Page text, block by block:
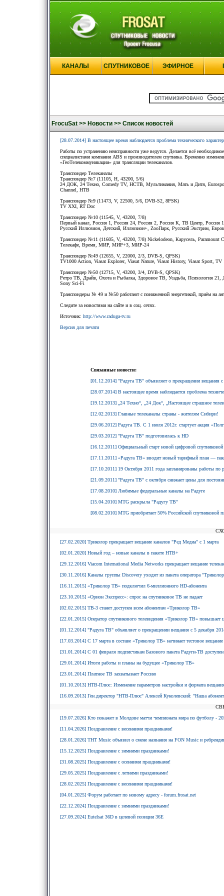
КАНАЛЫ СПУТНИКОВОЕ ЭФИРНОЕ
FrocuSat >> Новости >> Список новостей
[28.07.2014] В настоящее время наблюдается проблема технического
Работы по устранению неисправности уже ведутся. Делается всё
специалистами компании ABS и производителем спутника. Временно
«ГеоТелекоммуникации» для трансляции телеканалов.
Транспондер Телеканалы
Транспондер №7 (11105, H, 43200, 5/6)
24 ДОК, 24 Техно, Comedy TV, НСТВ, Мультимания, Мать и Дитя,
Channel, НТВ
Транспондер №9 (11473, V, 22500, 5/6, DVB-S2, 8PSK)
TV XXI, RT Doc
Транспондер №10 (11545, V, 43200, 7/8)
Первый канал, Россия 1, Россия 24, Россия 2, Россия К, ТВ Центр,
Русский Иллюзион, Детский, Иллюзион+, ZooПарк, Русский Экстрим,
Транспондер №11 (11605, V, 43200, 7/8) Nickelodeon, Карусель,
Телекафе, Время, МИР, МИР+3, МИР-24
Транспондер №49 (12655, V, 22000, 2/3, DVB-S, QPSK)
TV1000 Action, Viasat Explorer, Viasat Nature, Viasat History, Viasat Sport,
Транспондер №50 (12715, V, 43200, 3/4, DVB-S, QPSK)
Ретро ТВ, Драйв, Охота и Рыбалка, Здоровое ТВ, Усадьба, Психология
Sony Sci-Fi
Транспондеры № 49 и №50 работают с пониженной энергетикой, приём на
Следите за новостями на сайте и в соц. сетях.
Источник: http://www.raduga-tv.ru
Версия для печати
Связанные новости:
[01.12.2014] "Радуга ТВ" объявляет о прекращении вещания с
[28.07.2014] В настоящее время наблюдается проблема
[19.12.2013] „24 Техно“, „24 Док“, „Настоящее страшное
[12.02.2013] Главные телеканалы страны - жителям Сибири!
[29.06.2012] Радуга ТВ. С 1 июля 2012г. стартует акция
[29.03.2012] "Радуга ТВ" подготовилась к HD
[16.12.2011] Официальный старт новой цифровой
[17.11.2011] «Радуга ТВ» вводит новый тарифный план —
[17.10.2011] 19 Октября 2011 года запланированы работы по
[21.09.2011] "Радуга ТВ" с октября снижает цены для
[17.08.2010] Любимые федеральные каналы на Радуге
[15.04.2010] MTG раскрыла "Радугу ТВ"
[08.02.2010] MTG приобритает 50% Российской
[27.02.2020] Триколор прекращает вещание каналов "Ред Медиа" с 1 марта
[02.01.2020] Новый год – новые каналы в пакете НТВ+
[29.12.2016] Viacom International Media Networks прекращает вещание
[30.11.2016] Каналы группы Discovery уходят из пакета оператора
[16.11.2015] «Триколор ТВ» подключил 6-миллионного HD-абонента
[23.10.2015] «Орион Экспресс»: спрос на спутниковое ТВ не падает
[02.02.2015] ТВ-3 станет доступен всем абонентам «Триколор ТВ»
[22.01.2015] Оператор спутникового телевидения «Триколор ТВ» повышает
[01.12.2014] "Радуга ТВ" объявляет о прекращении вещания с 5 декабря
[17.03.2014] С 17 марта в составе «Триколор ТВ» начинает тестовое
[31.01.2014] С 01 февраля подписчикам Базового пакета Радуги-ТВ
[29.01.2014] Итоги работы и планы на будущее «Триколор ТВ»
[23.01.2014] Платное ТВ захватывает Россию
[01.10.2013] НТВ-Плюс: Изменение параметров настройки и формата
[16.09.2013] Ген.директор "НТВ-Плюс" Алексей Куколевский: "Наша
[19.07.2026] Кто покажет в Молдове матчи чемпионата мира по футболу -
[11.04.2026] Поздравление с весенними праздниками!
[28.01.2026] ТНТ Music объявил о смене названия на FON Music и
[15.12.2025] Поздравление с зимними праздниками!
[31.08.2025] Поздравление с осенними праздниками!
[29.05.2025] Поздравление с летними праздниками!
[28.02.2025] Поздравление с весенними праздниками!
[04.01.2025] Форум работает по новому адресу - forum.frosat.net
[22.12.2024] Поздравление с зимними праздниками!
[27.09.2024] Eutelsat 36D в целевой позиции 36E